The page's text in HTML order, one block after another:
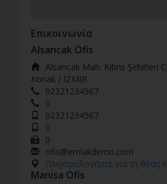
Επικοινωνία
Alsancak Ofis
Alsancak Mah. Kıbrıs Şehitleri
Konak / İZMİR
02321234567
0
02321234567
0
0
ofis@emlakdemo.com
Πληκτρολογήστε για τη θέση
Manisa Ofis